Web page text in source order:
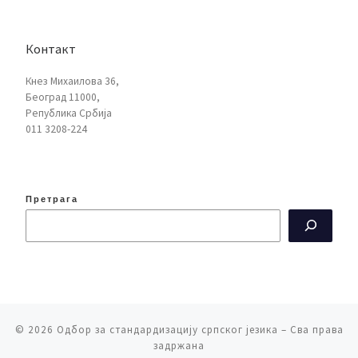
Контакт
Кнез Михаилова 36,
Београд 11000,
Република Србија
011 3208-224
Претрага
© 2026 Одбор за стандардизацију српског језика – Сва права
задржана